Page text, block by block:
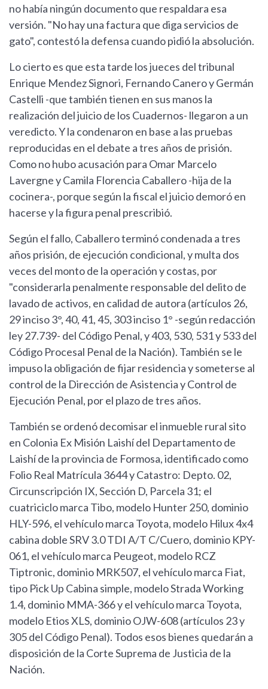
no había ningún documento que respaldara esa
versión. "No hay una factura que diga servicios de
gato", contestó la defensa cuando pidió la absolución.
Lo cierto es que esta tarde los jueces del tribunal
Enrique Mendez Signori, Fernando Canero y Germán
Castelli -que también tienen en sus manos la
realización del juicio de los Cuadernos- llegaron a un
veredicto. Y la condenaron en base a las pruebas
reproducidas en el debate a tres años de prisión.
Como no hubo acusación para Omar Marcelo
Lavergne y Camila Florencia Caballero -hija de la
cocinera-, porque según la fiscal el juicio demoró en
hacerse y la figura penal prescribió.
Según el fallo, Caballero terminó condenada a tres
años prisión, de ejecución condicional, y multa dos
veces del monto de la operación y costas, por
"considerarla penalmente responsable del delito de
lavado de activos, en calidad de autora (artículos 26,
29 inciso 3°, 40, 41, 45, 303 inciso 1° -según redacción
ley 27.739- del Código Penal, y 403, 530, 531 y 533 del
Código Procesal Penal de la Nación). También se le
impuso la obligación de fijar residencia y someterse al
control de la Dirección de Asistencia y Control de
Ejecución Penal, por el plazo de tres años.
También se ordenó decomisar el inmueble rural sito
en Colonia Ex Misión Laishí del Departamento de
Laishí de la provincia de Formosa, identificado como
Folio Real Matrícula 3644 y Catastro: Depto. 02,
Circunscripción IX, Sección D, Parcela 31; el
cuatriciclo marca Tibo, modelo Hunter 250, dominio
HLY-596, el vehículo marca Toyota, modelo Hilux 4x4
cabina doble SRV 3.0 TDI A/T C/Cuero, dominio KPY-
061, el vehículo marca Peugeot, modelo RCZ
Tiptronic, dominio MRK507, el vehículo marca Fiat,
tipo Pick Up Cabina simple, modelo Strada Working
1.4, dominio MMA-366 y el vehículo marca Toyota,
modelo Etios XLS, dominio OJW-608 (artículos 23 y
305 del Código Penal). Todos esos bienes quedarán a
disposición de la Corte Suprema de Justicia de la
Nación.